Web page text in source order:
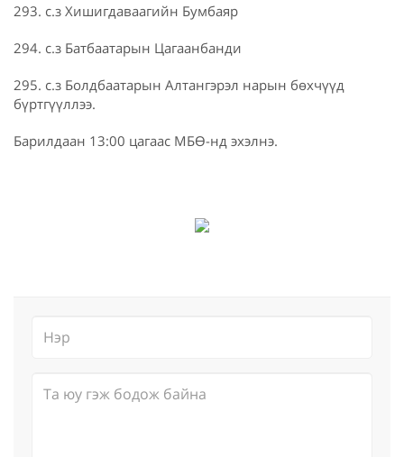
293. с.з Хишигдаваагийн Бумбаяр
294. с.з Батбаатарын Цагаанбанди
295. с.з Болдбаатарын Алтангэрэл нарын бөхчүүд
бүртгүүллээ.
Барилдаан 13:00 цагаас МБӨ-нд эхэлнэ.